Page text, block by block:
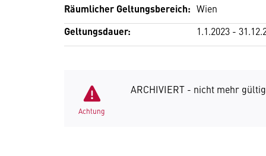
Räumlicher Geltungsbereich: Wien
Geltungsdauer: 1.1.2023 -
Achtung
ARCHIVIERT - nicht mehr gültig